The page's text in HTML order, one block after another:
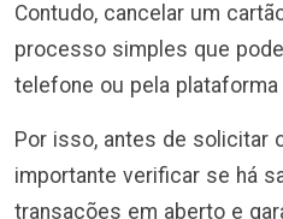
Contudo, cancelar um
processo simples que
telefone ou pela plataforma
Por isso, antes de solicitar
importante verificar se há
transações em aberto e